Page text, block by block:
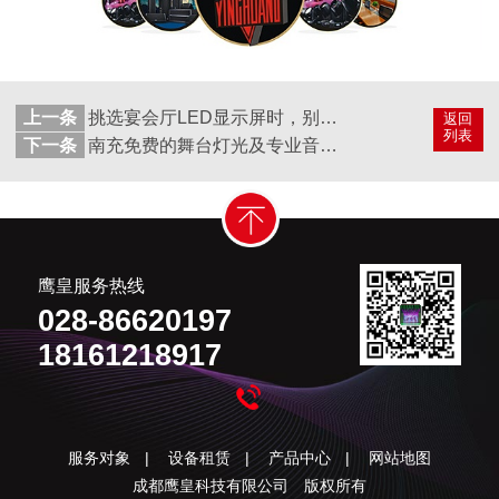
返回
列表
上一条
挑选宴会厅LED显示屏时，别忘了咨询成都鹰皇科技
下一条
南充免费的舞台灯光及专业音响设计福利来了
鹰皇服务热线
028-86620197
18161218917
服务对象 | 设备租赁 | 产品中心 |
网站地图
成都鹰皇科技有限公司 版权所有